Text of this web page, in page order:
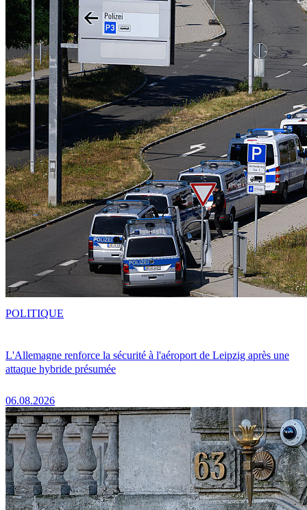
L'Allemagne renforce la sécurité à l'aéroport de Leipzig après une
attaque hybride présumée
06.08.2026
POLITIQUE